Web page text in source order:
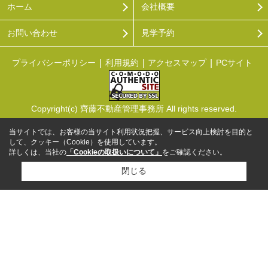
ホーム 会社概要
お問い合わせ 見学予約
プライバシーポリシー 利用規約 アクセスマップ PCサイト
Copyright(c) 齊藤不動産管理事務所 All rights reserved.
当サイトでは、お客様の当サイト利用状況把握、サービス向上検討を目的と
して、クッキー（Cookie）を使用しています。
詳しくは、当社の 「Cookieの取扱いについて」 をご確認ください。
閉じる